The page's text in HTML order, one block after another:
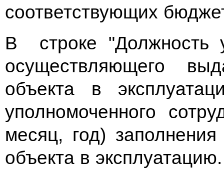
соответствующих
В строке "Должность
осуществляющего
объекта в
уполномоченного
месяц, год)
объекта в эксплуатацию.